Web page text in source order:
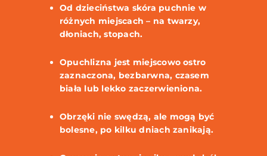
Od dzieciństwa skóra puchnie w
różnych miejscach – na twarzy,
dłoniach, stopach.
Opuchlizna jest miejscowo ostro
zaznaczona, bezbarwna, czasem
biała lub lekko zaczerwieniona.
Obrzęki nie swędzą, ale mogą być
bolesne, po kilku dniach zanikają.